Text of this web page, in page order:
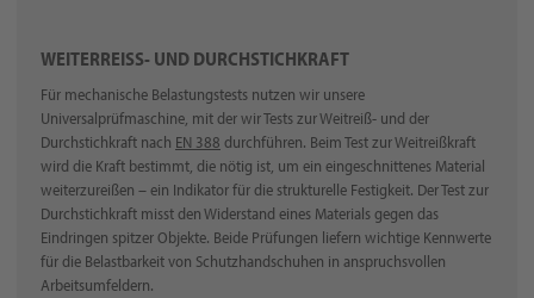
WEITERREISS- UND DURCHSTICHKRAFT
Für mechanische Belastungstests nutzen wir unsere
Universalprüfmaschine, mit der wir Tests zur Weitreiß- und der
Durchstichkraft nach EN 388 durchführen. Beim Test zur Weitreißkraft
wird die Kraft bestimmt, die nötig ist, um ein eingeschnittenes Material
weiterzureißen – ein Indikator für die strukturelle Festigkeit. Der Test zur
Durchstichkraft misst den Widerstand eines Materials gegen das
Eindringen spitzer Objekte. Beide Prüfungen liefern wichtige Kennwerte
für die Belastbarkeit von Schutzhandschuhen in anspruchsvollen
Arbeitsumfeldern.